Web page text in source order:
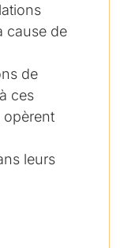
cause de
de
ces
opèrent
leurs